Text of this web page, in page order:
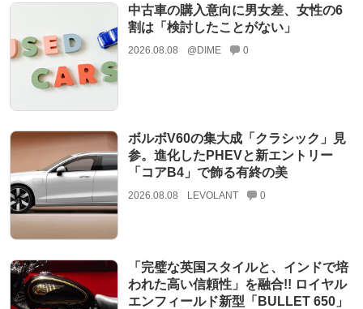
中古車の購入意向に男女差、女性の6
割は「検討したことがない」
2026.08.08 @DIME 0
ボルボV60の集大成「クラシック」見
参。進化したPHEVと新エントリー
「コアB4」で飾る有終の美
2026.08.08 LEVOLANT 0
「完璧な英国スタイルと、インドで培
われた高い信頼性」を融合!! ロイヤル
エンフィールド新型「BULLET 650」